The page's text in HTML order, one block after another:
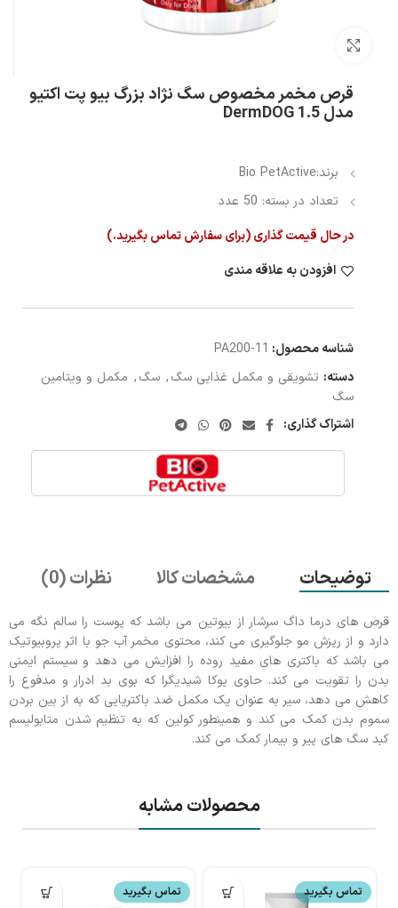
قرص مخمر مخصوص سگ نژاد بزرگ بیو پت اکتیو
مدل DermDOG 1.5
برند:Bio PetActive
تعداد در بسته: 50 عدد
در حال قیمت گذاری (برای سفارش تماس بگیرید.)
افزودن به علاقه مندی
شناسه محصول: 11-PA200
دسته: تشویقی و مکمل غذایی سگ, سگ, مکمل و ویتامین
سگ
اشتراک گذاری:
توضیحات مشخصات کالا نظرات (0)
قرص های درما داگ سرشار از بیوتین می باشد که پوست را سالم نگه می
دارد و از ریزش مو جلوگیری می کند، محتوی مخمر آب جو با اثر پروبیوتیک
می باشد که باکتری های مفید روده را افزایش می دهد و سیستم ایمنی
بدن را تقویت می کند. حاوی یوکا شیدیگرا که بوی بد ادرار و مدفوع را
کاهش می دهد، سیر به عنوان یک مکمل ضد باکتریایی که به از بین بردن
سموم بدن کمک می کند و همینطور کولین که به تنظیم شدن متابولیسم
کبد سگ های پیر و بیمار کمک می کند.
محصولات مشابه
تماس بگیرید تماس بگیرید